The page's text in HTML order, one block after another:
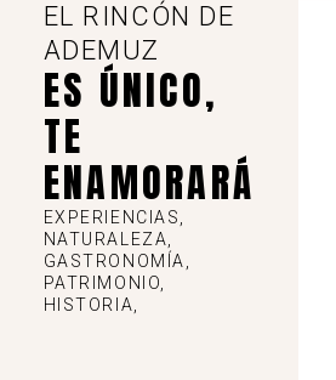
EL RINCÓN DE
ADEMUZ
ES ÚNICO,
TE
ENAMORARÁ
EXPERIENCIAS,
NATURALEZA,
GASTRONOMÍA,
PATRIMONIO,
HISTORIA,